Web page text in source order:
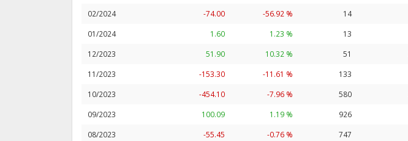
02/2024 -74.00 -56.92 % 14
01/2024 1.60 1.23 % 13
12/2023 51.90 10.32 % 51
11/2023 -153.30 -11.61 % 133
10/2023 -454.10 -7.96 % 580
09/2023 100.09 1.19 % 926
08/2023 -55.45 -0.76 % 747